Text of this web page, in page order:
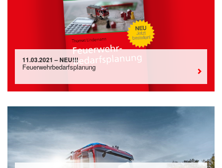
11.03.2021 – NEU!!!
Feuerwehrbedarfsplanung